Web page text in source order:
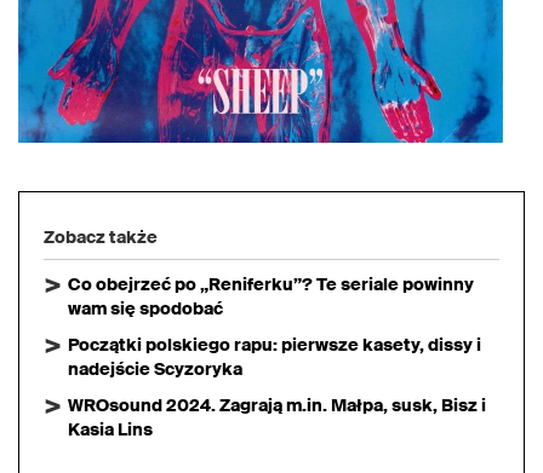
Zobacz także
Co obejrzeć po „Reniferku”? Te seriale powinny
wam się spodobać
Początki polskiego rapu: pierwsze kasety, dissy i
nadejście Scyzoryka
WROsound 2024. Zagrają m.in. Małpa, susk, Bisz i
Kasia Lins